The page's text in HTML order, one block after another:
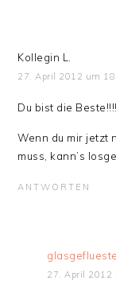
Kollegin L.
27. April 2012 um
Du bist die
Wenn du mir jetzt
muss, kann’s
ANTWORTEN
27. April 2012